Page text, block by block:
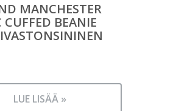
MANCHESTER
CUFFED BEANIE
LUE LISÄÄ »